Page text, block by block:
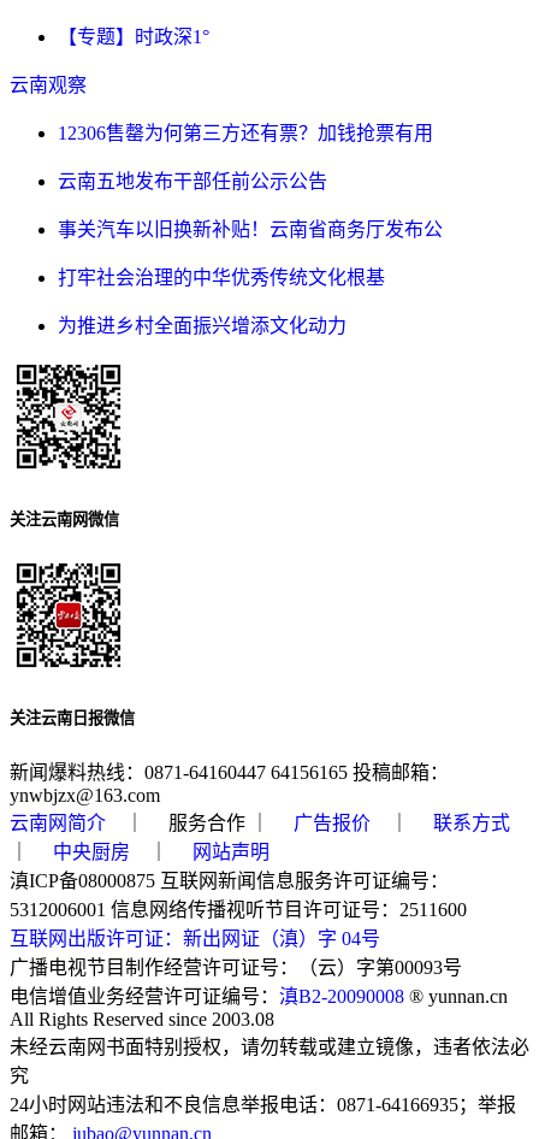
【专题】时政深1°
云南观察
12306售罄为何第三方还有票？加钱抢票有用
云南五地发布干部任前公示公告
事关汽车以旧换新补贴！云南省商务厅发布公
打牢社会治理的中华优秀传统文化根基
为推进乡村全面振兴增添文化动力
关注云南网微信
关注云南日报微信
新闻爆料热线：0871-64160447 64156165 投稿邮箱：
ynwbjzx@163.com
云南网简介 ｜ 服务合作 ｜ 广告报价
联系方式
中央厨房
网站声明
滇ICP备08000875 互联网新闻信息服务许可证编号：
5312006001 信息网络传播视听节目许可证号：2511600
互联网出版许可证：新出网证（滇）字 04号
广播电视节目制作经营许可证号：（云）字第00093号
电信增值业务经营许可证编号： 滇B2-20090008 ® yunnan.cn
All Rights Reserved since 2003.08
未经云南网书面特别授权，请勿转载或建立镜像，违者依法必
究
24小时网站违法和不良信息举报电话：0871-64166935；举报
邮箱： jubao@yunnan.cn